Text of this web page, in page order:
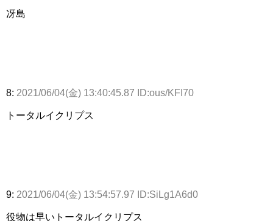
冴島
8: 2021/06/04(金) 13:40:45.87 ID:ous/KFI70
トータルイクリプス
9: 2021/06/04(金) 13:54:57.97 ID:SiLg1A6d0
役物は早いトータルイクリプス